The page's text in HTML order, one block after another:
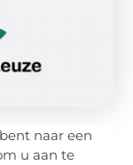
naar een
u aan te